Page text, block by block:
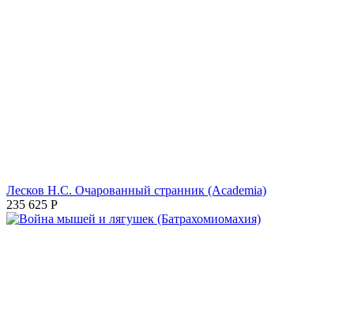
Лесков Н.С. Очарованный странник (Academia)
235 625 Р